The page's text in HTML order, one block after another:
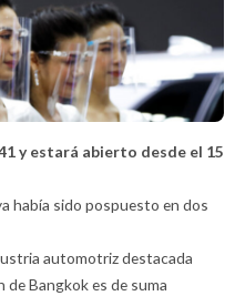
y estará abierto desde el 15
había sido pospuesto en dos
automotriz destacada
de Bangkok es de suma